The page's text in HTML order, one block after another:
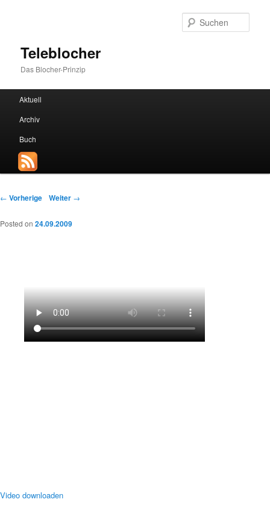
Teleblocher
Das Blocher-Prinzip
HauptmenüZum Inhalt wechseln
Zum sekundären Inhalt wechseln
Aktuell
Archiv
Buch
Beitrags-Navigation
← Vorherige Weiter →
Video downloaden
Posted on 24.09.2009